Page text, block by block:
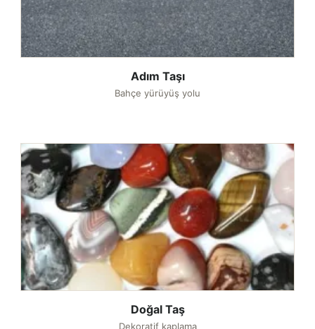
Adım Taşı
Bahçe yürüyüş yolu
Doğal Taş
Dekoratif kaplama